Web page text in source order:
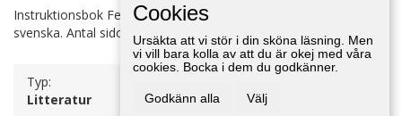
Instruktionsbok Ferguson Grålle med dieselmotor. Boken är på
svenska. Antal sidor: 68. A5-format.
Typ:
Litteratur
Cookies
Ursäkta att vi stör i din sköna läsning. Men
vi vill bara kolla av att du är okej med våra
cookies. Bocka i dem du godkänner.
Godkänn alla Välj